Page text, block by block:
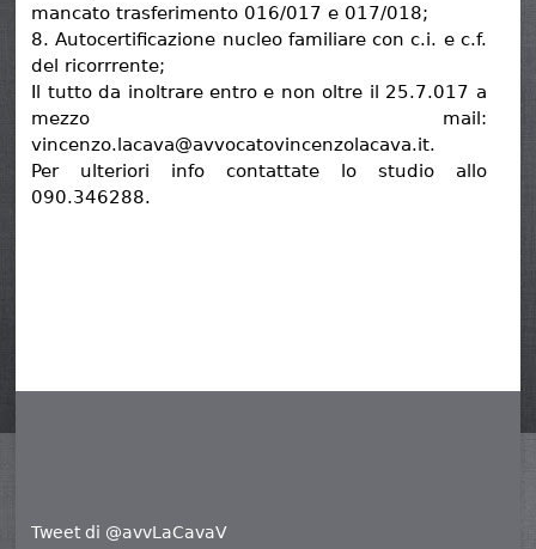
mancato trasferimento 016/017 e 017/018;
8. Autocertificazione nucleo familiare con c.i. e c.f.
del ricorrrente;
Il tutto da inoltrare entro e non oltre il 25.7.017 a
mezzo mail:
vincenzo.lacava@avvocatovincenzolacava.it.
Per ulteriori info contattate lo studio allo
090.346288.
Tweet di @avvLaCavaV